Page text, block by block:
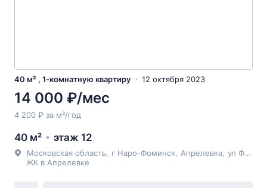
40 м² , 1-комнатную квартиру 12 октября 2023
14 000 ₽/мес
4 200 ₽ за м²/год
40 м² этаж 12
Московская область г Наро-Фоминск Апрелевка ул Фадеева
ЖК в Апрелевке